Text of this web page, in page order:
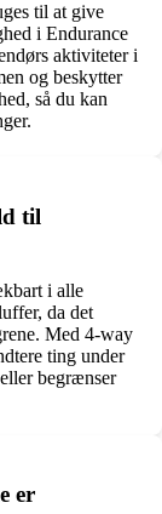
til at give
i Endurance
aktiviteter i
og beskytter
så du kan
til
i alle
da det
Med 4-way
ting under
begrænser
er